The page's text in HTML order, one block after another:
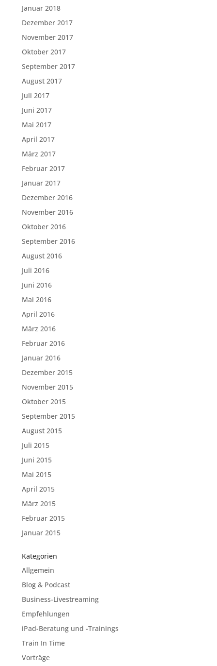
Januar 2018
Dezember 2017
November 2017
Oktober 2017
September 2017
August 2017
Juli 2017
Juni 2017
Mai 2017
April 2017
März 2017
Februar 2017
Januar 2017
Dezember 2016
November 2016
Oktober 2016
September 2016
August 2016
Juli 2016
Juni 2016
Mai 2016
April 2016
März 2016
Februar 2016
Januar 2016
Dezember 2015
November 2015
Oktober 2015
September 2015
August 2015
Juli 2015
Juni 2015
Mai 2015
April 2015
März 2015
Februar 2015
Januar 2015
Kategorien
Allgemein
Blog & Podcast
Business-Livestreaming
Empfehlungen
iPad-Beratung und -Trainings
Train In Time
Vorträge